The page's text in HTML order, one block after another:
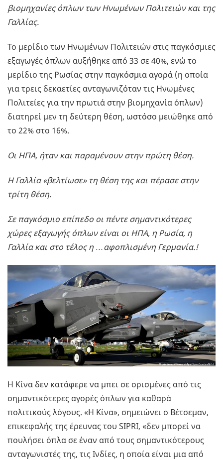
βιομηχανίες όπλων των Ηνωμένων Πολιτειών και της
Γαλλίας.
Το μερίδιο των Ηνωμένων Πολιτειών στις παγκόσμιες
εξαγωγές όπλων αυξήθηκε από 33 σε 40%, ενώ το
μερίδιο της Ρωσίας στην παγκόσμια αγορά (η οποία
για τρεις δεκαετίες ανταγωνιζόταν τις Ηνωμένες
Πολιτείες για την πρωτιά στην βιομηχανία όπλων)
διατηρεί μεν τη δεύτερη θέση, ωστόσο μειώθηκε από
το 22% στο 16%.
Οι ΗΠΑ, ήταν και παραμένουν στην πρώτη θέση.
Η Γαλλία «βελτίωσε» τη θέση της και πέρασε στην
τρίτη θέση.
Σε παγκόσμιο επίπεδο οι πέντε σημαντικότερες
χώρες εξαγωγής όπλων είναι οι ΗΠΑ, η Ρωσία, η
Γαλλία και στο τέλος η …αφοπλισμένη Γερμανία.!
Η Κίνα δεν κατάφερε να μπει σε ορισμένες από τις
σημαντικότερες αγορές όπλων για καθαρά
πολιτικούς λόγους. «Η Κίνα», σημειώνει ο Βέτσεμαν,
επικεφαλής της έρευνας του SIPRI, «δεν μπορεί να
πουλήσει όπλα σε έναν από τους σημαντικότερους
ανταγωνιστές της, τις Ινδίες, η οποία είναι μια από